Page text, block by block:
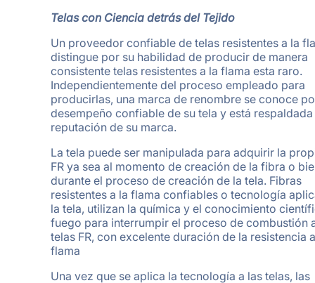
Telas con Ciencia detrás del Tejido
Un proveedor confiable de telas resistentes a la
distingue por su habilidad de producir de manera
consistente telas resistentes a la flama esta raro.
Independientemente del proceso empleado para
producirlas, una marca de renombre se conoce
desempeño confiable de su tela y está
reputación de su marca.
La tela puede ser manipulada para adquirir la
FR ya sea al momento de creación de la fibra o
durante el proceso de creación de la tela. Fibras
resistentes a la flama confiables o tecnología
la tela, utilizan la química y el conocimiento
fuego para interrumpir el proceso de combustión
telas FR, con excelente duración de la resistencia
flama
Una vez que se aplica la tecnología a las telas, las